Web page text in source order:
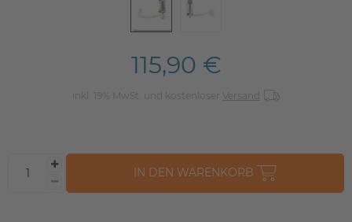
115,90 €
inkl. 19% MwSt. und kostenloser Versand
IN DEN WARENKORB